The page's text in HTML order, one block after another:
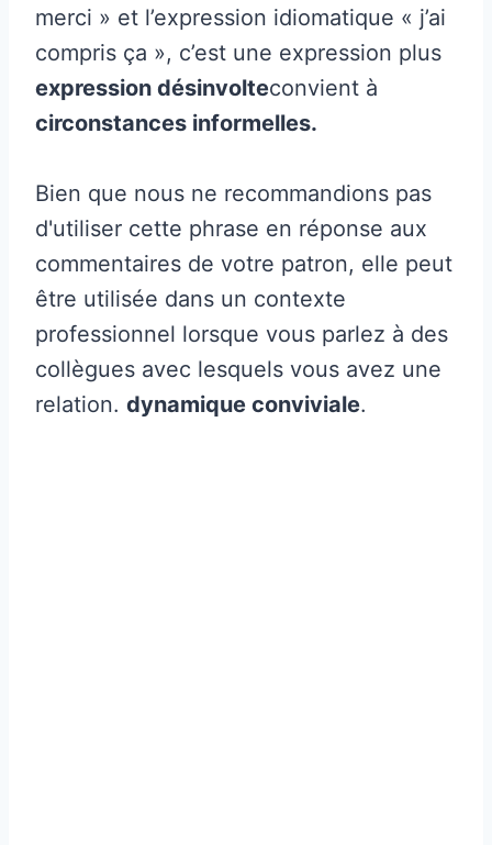
merci » et l’expression idiomatique « j’ai
compris ça », c’est une expression plus
expression désinvolteconvient à
circonstances informelles.
Bien que nous ne recommandions pas
d'utiliser cette phrase en réponse aux
commentaires de votre patron, elle peut
être utilisée dans un contexte
professionnel lorsque vous parlez à des
collègues avec lesquels vous avez une
relation. dynamique conviviale.